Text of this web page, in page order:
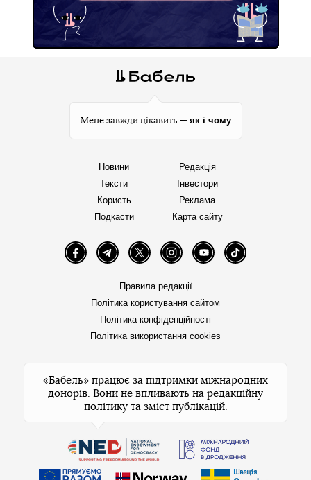
Мене завжди цікавить — як і чому
Новини
Тексти
Користь
Подкасти
Редакція
Інвестори
Реклама
Карта сайту
FacebookTelegramTwitter InstagramYouTube TikTok
Правила редакції
Політика користування сайтом
Політика конфіденційності
Політика використання cookies
«Бабель» працює за підтримки міжнародних
донорів. Вони не впливають на редакційну
політику та зміст публікацій.